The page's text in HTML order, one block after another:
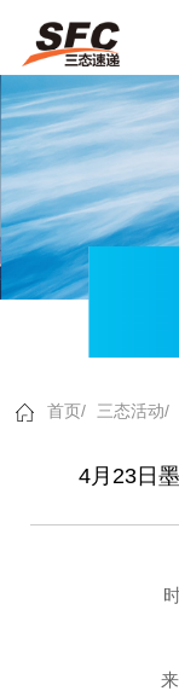
首页/ 三态活动/
4月23日